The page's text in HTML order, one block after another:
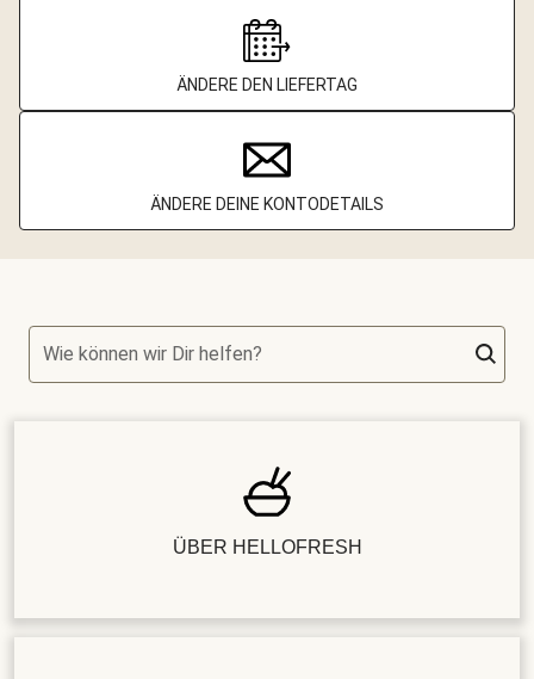
ÄNDERE DEN LIEFERTAG
ÄNDERE DEINE KONTODETAILS
Wie können wir Dir helfen?
ÜBER HELLOFRESH